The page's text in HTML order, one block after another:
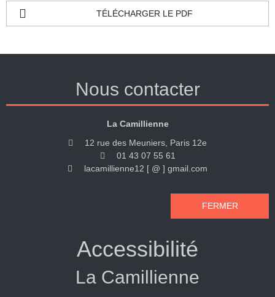
TÉLÉCHARGER LE PDF
Nous contacter
La Camillienne
12 rue des Meuniers, Paris 12e
01 43 07 55 61
lacamillienne12 [ @ ] gmail.com
FERMER
Accessibilité
La Camillienne